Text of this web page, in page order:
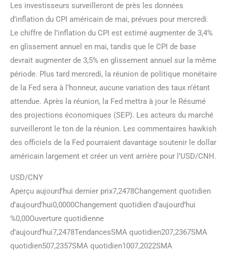
Les investisseurs surveilleront de près les données
d’inflation du CPI américain de mai, prévues pour mercredi.
Le chiffre de l’inflation du CPI est estimé augmenter de 3,4%
en glissement annuel en mai, tandis que le CPI de base
devrait augmenter de 3,5% en glissement annuel sur la même
période. Plus tard mercredi, la réunion de politique monétaire
de la Fed sera à l’honneur, aucune variation des taux n’étant
attendue. Après la réunion, la Fed mettra à jour le Résumé
des projections économiques (SEP). Les acteurs du marché
surveilleront le ton de la réunion. Les commentaires hawkish
des officiels de la Fed pourraient davantage soutenir le dollar
américain largement et créer un vent arrière pour l’USD/CNH.
USD/CNY
Aperçu aujourd’hui dernier prix7,2478Changement quotidien
d’aujourd’hui0,0000Changement quotidien d’aujourd’hui
%0,00Ouverture quotidienne
d’aujourd’hui7,2478TendancesSMA quotidien207,2367SMA
quotidien507,2357SMA quotidien1007,2022SMA